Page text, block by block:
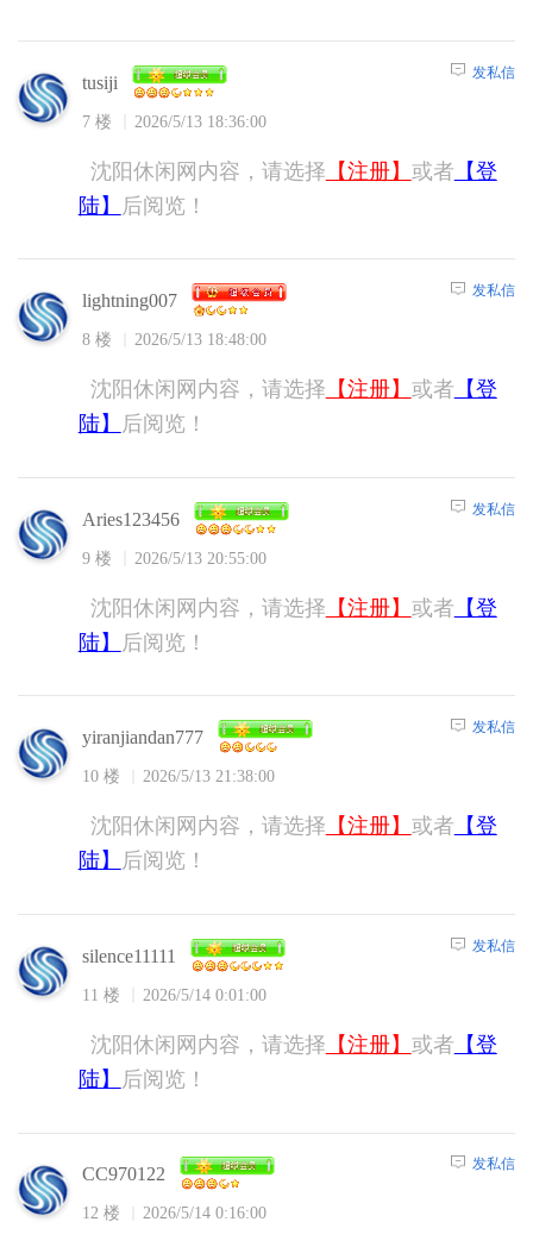
tusiji
7 楼 2026/5/13 18:36:00
发私信
沈阳休闲网内容，请选择 【注册】 或者 【登
陆】
后阅览！
lightning007
8 楼 2026/5/13 18:48:00
发私信
沈阳休闲网内容，请选择 【注册】 或者 【登
陆】
后阅览！
Aries123456
9 楼 2026/5/13 20:55:00
发私信
沈阳休闲网内容，请选择 【注册】 或者 【登
陆】
后阅览！
yiranjiandan777
10 楼 2026/5/13 21:38:00
发私信
沈阳休闲网内容，请选择 【注册】 或者 【登
陆】
后阅览！
silence11111
11 楼 2026/5/14 0:01:00
发私信
沈阳休闲网内容，请选择 【注册】 或者 【登
陆】
后阅览！
CC970122
12 楼 2026/5/14 0:16:00
发私信